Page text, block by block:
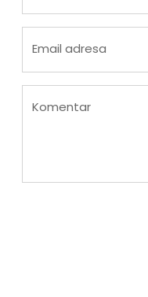
Email adresa
Komentar